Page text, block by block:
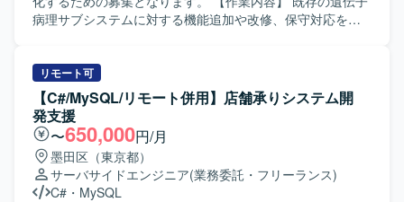
できるため、上流から下流までの経験を積むことができま
す。
病理サブシステムに対する機能追加や改修、保守対応をご
識しながら設計からテストまで主体的に対応いただける方
を求めております。 【ポジションの魅力】 医療系システム
の開発保守に携わることで、専門性の高い業務ドメインの
知見を深めていただけます。 【開発環境】 C#およびC++を
用いた開発環境となります。
リモート可
【C#/MySQL/リモート併用】店舗承りシステム開
発支援
〜650,000円/月
墨田区（東京都）
サーバサイドエンジニア(業務委託・フリーランス)
C# ・ MySQL